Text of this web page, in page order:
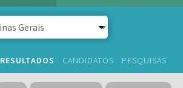
RESULTADOS CANDIDATOS PESQUISAS